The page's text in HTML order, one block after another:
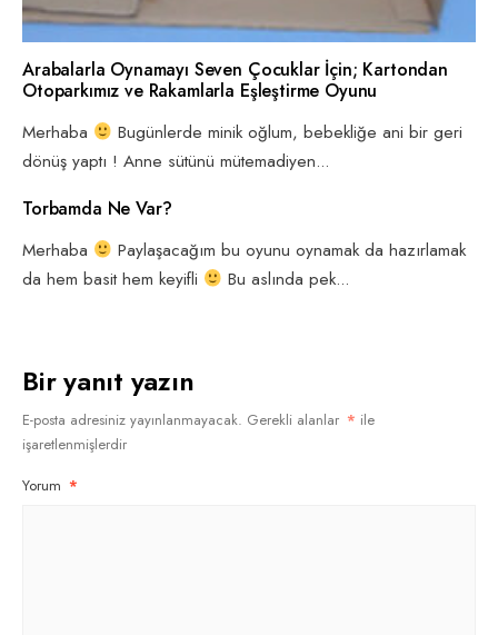
Arabalarla Oynamayı Seven Çocuklar İçin; Kartondan
Otoparkımız ve Rakamlarla Eşleştirme Oyunu
Merhaba
Bugünlerde minik oğlum, bebekliğe ani bir geri
dönüş yaptı ! Anne sütünü mütemadiyen...
Torbamda Ne Var?
Merhaba
Paylaşacağım bu oyunu oynamak da hazırlamak
da hem basit hem keyifli
Bu aslında pek...
Bir yanıt yazın
E-posta adresiniz yayınlanmayacak. Gerekli alanlar * ile
işaretlenmişlerdir
Yorum *